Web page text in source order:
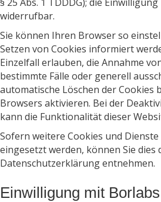
widerrufbar.
Sie können Ihren Browser so
Setzen von Cookies informiert
Einzelfall erlauben, die Annahme
bestimmte Fälle oder generell
automatische Löschen der Cookies
Browsers aktivieren. Bei der
kann die Funktionalität dieser
Sofern weitere Cookies und
eingesetzt werden, können Sie dies
Datenschutzerklärung entnehmen.
Einwilligung mit